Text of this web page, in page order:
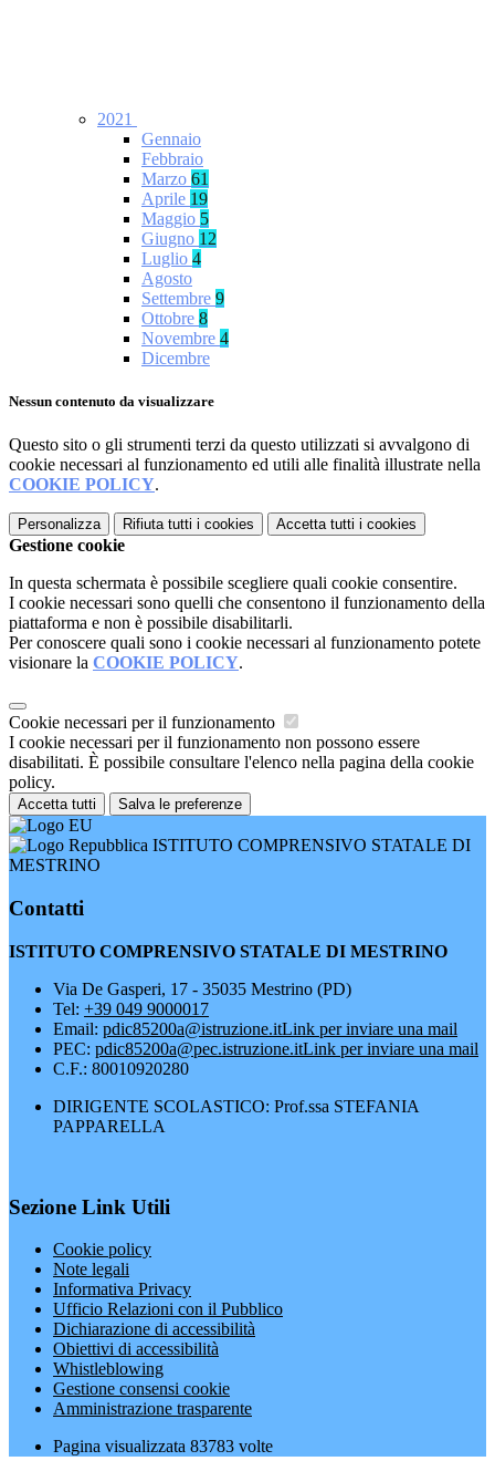
2021
Gennaio
Febbraio
Marzo 61
Aprile 19
Maggio 5
Giugno 12
Luglio 4
Agosto
Settembre 9
Ottobre 8
Novembre 4
Dicembre
Nessun contenuto da visualizzare
Questo sito o gli strumenti terzi da questo utilizzati si avvalgono di
cookie necessari al funzionamento ed utili alle finalità illustrate nella
COOKIE POLICY.
Personalizza Rifiuta tutti i cookies Accetta tutti i cookies
Gestione cookie
In questa schermata è possibile scegliere quali cookie consentire.
I cookie necessari sono quelli che consentono il funzionamento della
piattaforma e non è possibile disabilitarli.
Per conoscere quali sono i cookie necessari al funzionamento potete
visionare la COOKIE POLICY.
Cookie necessari per il funzionamento
I cookie necessari per il funzionamento non possono essere
disabilitati. È possibile consultare l'elenco nella pagina della cookie
policy.
Accetta tutti Salva le preferenze
ISTITUTO COMPRENSIVO STATALE DI
MESTRINO
Contatti
ISTITUTO COMPRENSIVO STATALE DI MESTRINO
Via De Gasperi, 17 - 35035 Mestrino (PD)
Tel: +39 049 9000017
Email: pdic85200a@istruzione.itLink per inviare una mail
PEC: pdic85200a@pec.istruzione.itLink per inviare una mail
C.F.: 80010920280
DIRIGENTE SCOLASTICO: Prof.ssa STEFANIA
PAPPARELLA
Sezione Link Utili
Cookie policy
Note legali
Informativa Privacy
Ufficio Relazioni con il Pubblico
Dichiarazione di accessibilità
Obiettivi di accessibilità
Whistleblowing
Gestione consensi cookie
Amministrazione trasparente
Pagina visualizzata 83783 volte